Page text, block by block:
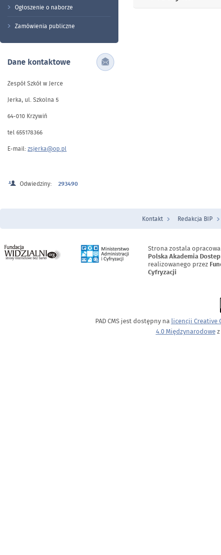
Ogłoszenie o naborze
Zamówienia publiczne
Dane kontaktowe
Zespół Szkół w Jerce
Jerka, ul. Szkolna 5
64-010 Krzywiń
tel 655178366
E-mail: zsjerka@op.pl
Odwiedziny: 293490
Menu Stopka
Kontakt Redakcja BIP
Strona zostala
Polska Akademia
realizowanego przez
Cyfryzacji
PAD CMS jest dostępny na licencji Creative
4.0 Międzynarodowez